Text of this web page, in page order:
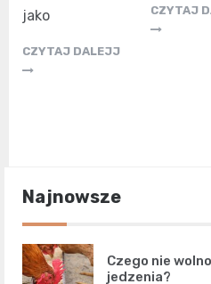
jako
CZYTAJ DALEJJ
CZYTAJ
Najnowsze
Czego nie
jedzenia?